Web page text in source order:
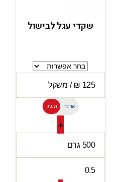
שקדי עגל לבישול
משק אריזה
+